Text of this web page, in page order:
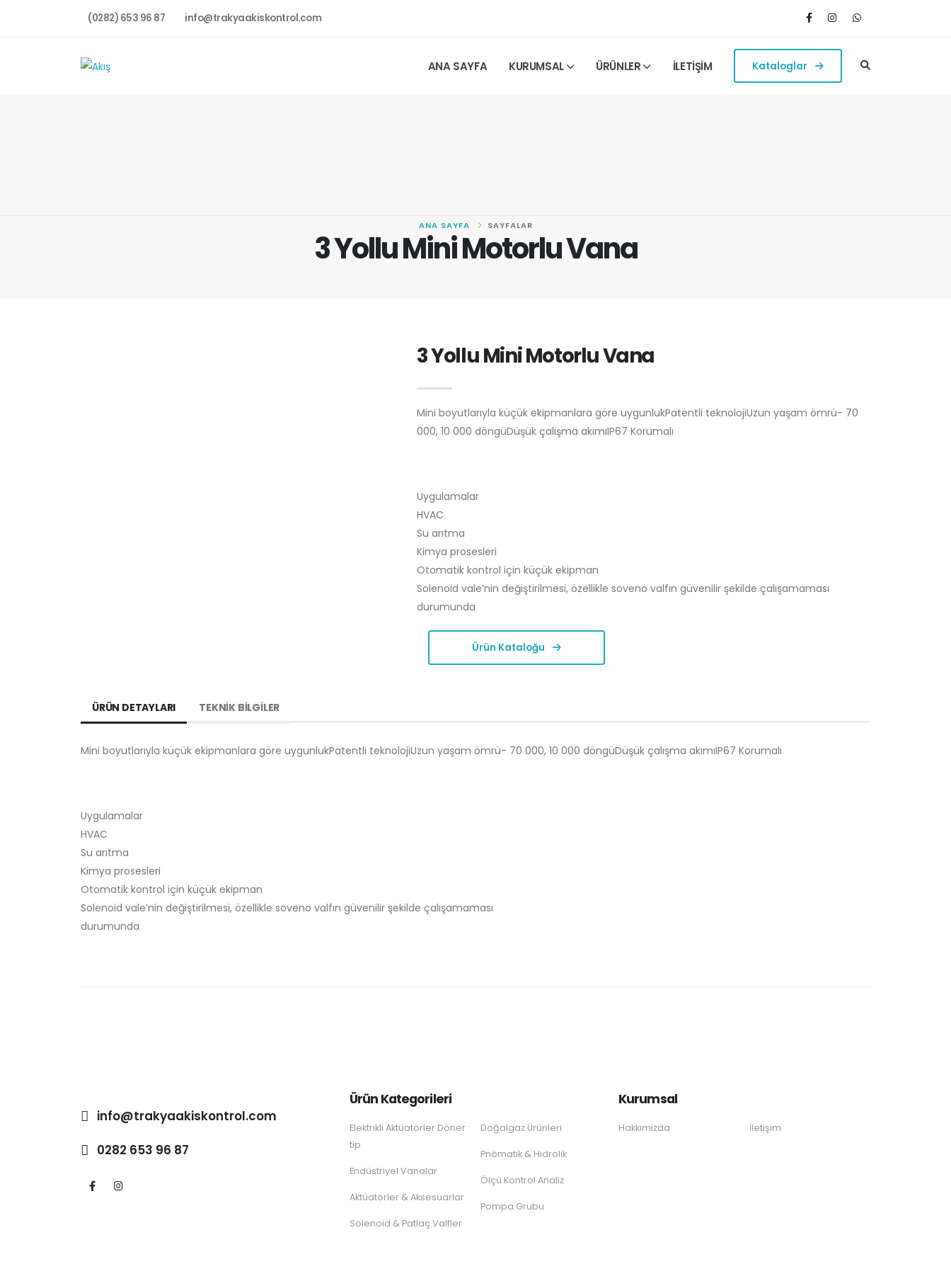
(0282) 653 96 87 info@trakyaakiskontrol.com
ANA SAYFA KURUMSAL ÜRÜNLER İLETİŞİM Kataloglar
3 Yollu Mini Motorlu Vana
ANA SAYFA SAYFALAR
3 Yollu Mini Motorlu Vana
Mini boyutlarıyla küçük ekipmanlara göre uygunlukPatentli teknolojiUzun yaşam ömrü- 70
000, 10 000 döngüDüşük çalışma akımıIP67 Korumalı
Uygulamalar
HVAC
Su arıtma
Kimya prosesleri
Otomatik kontrol için küçük ekipman
Solenoid vale’nin değiştirilmesi, özellikle soveno valfın güvenilir şekilde çalışamaması
durumunda
Ürün Kataloğu
ÜRÜN DETAYLARI TEKNİK BİLGİLER
Mini boyutlarıyla küçük ekipmanlara göre uygunlukPatentli teknolojiUzun yaşam ömrü- 70 000, 10 000 döngüDüşük çalışma akımıIP67 Korumalı
Uygulamalar
HVAC
Su arıtma
Kimya prosesleri
Otomatik kontrol için küçük ekipman
Solenoid vale’nin değiştirilmesi, özellikle soveno valfın güvenilir şekilde çalışamaması
durumunda
info@trakyaakiskontrol.com
0282 653 96 87
Ürün Kategorileri
Elektrikli Aktüatörler Döner
tip
Endüstriyel Vanalar
Aktüatörler & Aksesuarlar
Solenoid & Patlaç Valfler
Doğalgaz Ürünleri
Pnömatik & Hidrolik
Ölçü Kontrol Analiz
Pompa Grubu
Kurumsal
Hakkımızda İletişim